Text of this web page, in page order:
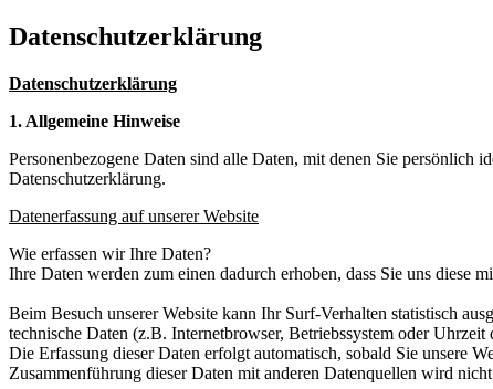
Datenschutzerklärung
Datenschutzerklärung
1. Allgemeine Hinweise
Personenbezogene Daten sind alle Daten, mit denen Sie
Datenschutzerklärung.
Datenerfassung auf unserer Website
Wie erfassen wir Ihre Daten?
Ihre Daten werden zum einen dadurch erhoben, dass Sie uns diese
Beim Besuch unserer Website kann Ihr Surf-Verhalten statistisch
technische Daten (z.B. Internetbrowser, Betriebssystem oder
Die Erfassung dieser Daten erfolgt automatisch, sobald Sie unsere
Zusammenführung dieser Daten mit anderen Datenquellen wird